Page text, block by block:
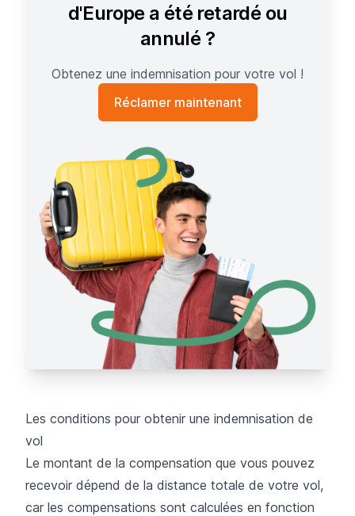
d'Europe a été retardé ou
annulé ?
Obtenez une indemnisation pour votre vol !
Réclamer maintenant
Les conditions pour obtenir une indemnisation de
vol
Le montant de la compensation que vous pouvez
recevoir dépend de la distance totale de votre vol,
car les compensations sont calculées en fonction